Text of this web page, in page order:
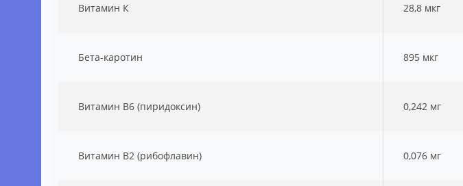
Витамин К 28,8 мкг
Бета-каротин 895 мкг
Витамин B6 (пиридоксин) 0,242 мг
Витамин B2 (рибофлавин) 0,076 мг